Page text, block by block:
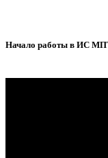
Начало работы в ИС